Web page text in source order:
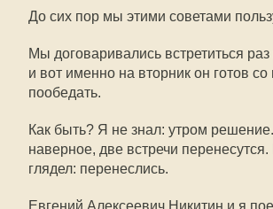
До сих пор мы этими советами
Мы договаривались встретиться
и вот именно на вторник он готов со
пообедать.
Как быть? Я не знал: утром
наверное, две встречи
глядел: перенеслись.
Евгений Алексеевич Никитин и я